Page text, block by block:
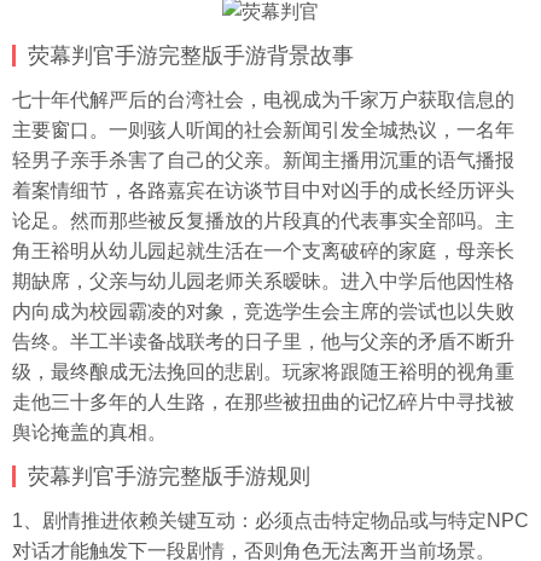
荧幕判官手游完整版手游背景故事
七十年代解严后的台湾社会，电视成为千家万户获取信息的
主要窗口。一则骇人听闻的社会新闻引发全城热议，一名年
轻男子亲手杀害了自己的父亲。新闻主播用沉重的语气播报
着案情细节，各路嘉宾在访谈节目中对凶手的成长经历评头
论足。然而那些被反复播放的片段真的代表事实全部吗。主
角王裕明从幼儿园起就生活在一个支离破碎的家庭，母亲长
期缺席，父亲与幼儿园老师关系暧昧。进入中学后他因性格
内向成为校园霸凌的对象，竞选学生会主席的尝试也以失败
告终。半工半读备战联考的日子里，他与父亲的矛盾不断升
级，最终酿成无法挽回的悲剧。玩家将跟随王裕明的视角重
走他三十多年的人生路，在那些被扭曲的记忆碎片中寻找被
舆论掩盖的真相。
荧幕判官手游完整版手游规则
1、剧情推进依赖关键互动：必须点击特定物品或与特定NPC
对话才能触发下一段剧情，否则角色无法离开当前场景。